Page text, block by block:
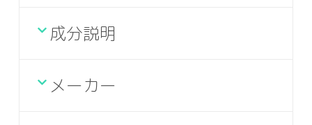
成分説明
メーカー